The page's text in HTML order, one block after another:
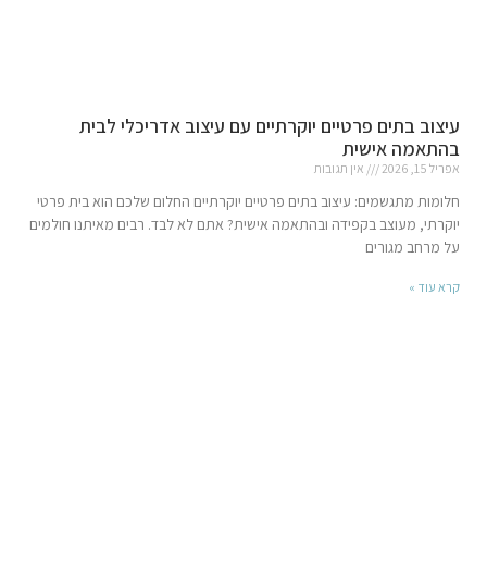
עיצוב בתים פרטיים יוקרתיים עם עיצוב אדריכלי לבית
בהתאמה אישית
אפריל 15, 2026 אין תגובות
חלומות מתגשמים: עיצוב בתים פרטיים יוקרתיים החלום שלכם הוא בית פרטי
יוקרתי, מעוצב בקפידה ובהתאמה אישית? אתם לא לבד. רבים מאיתנו חולמים
על מרחב מגורים
קרא עוד »